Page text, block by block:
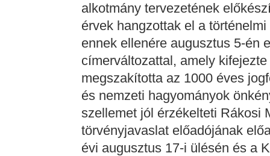
alkotmány tervezetének
érvek hangzottak el a
ennek ellenére augusztus 5-én
címerváltozattal, amely
megszakította az 1000 éves
és nemzeti hagyományok
szellemet jól érzékelteti Rákosi
törvényjavaslat előadójának
évi augusztus 17-i ülésén és a